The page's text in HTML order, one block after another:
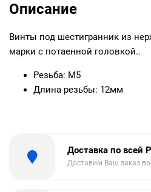
Описание
Винты под шестигранник из
марки с потаенной головкой..
Резьба: М5
Длина резьбы: 12мм
Доставка по всей
Доставим Ваш заказ